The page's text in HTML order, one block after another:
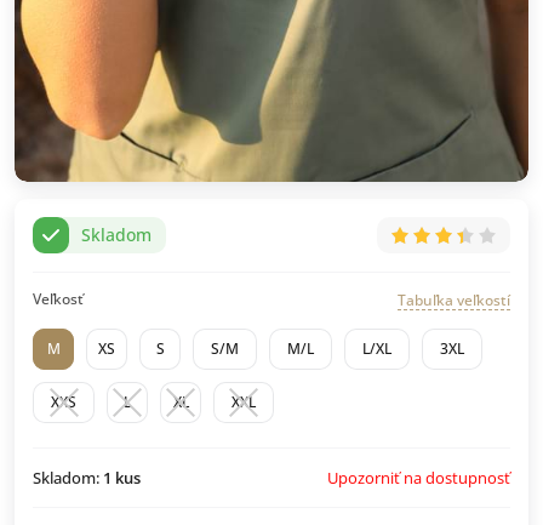
Skladom
Veľkosť Tabuľka veľkostí
M XS S S/M M/L L/XL 3XL
XXS L XL XXL
Skladom: 1 kus Upozorniť na dostupnosť